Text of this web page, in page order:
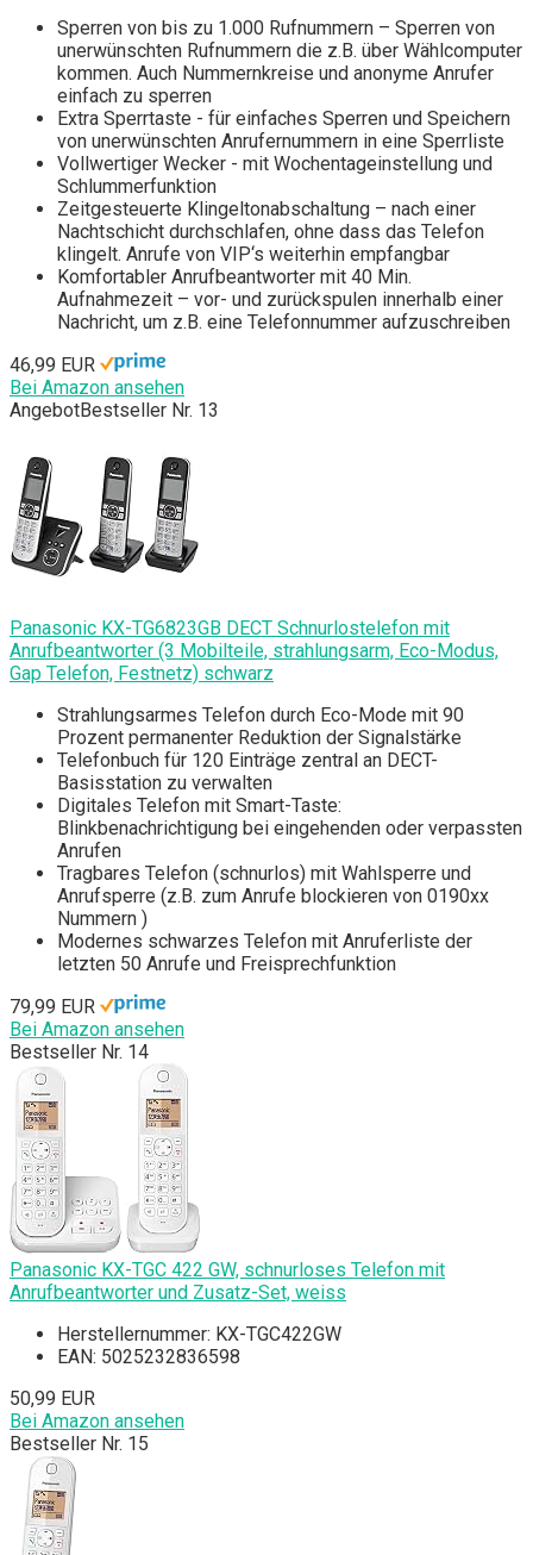
Sperren von bis zu 1.000 Rufnummern – Sperren von
unerwünschten Rufnummern die z.B. über Wählcomputer
kommen. Auch Nummernkreise und anonyme Anrufer
einfach zu sperren
Extra Sperrtaste - für einfaches Sperren und Speichern
von unerwünschten Anrufernummern in eine Sperrliste
Vollwertiger Wecker - mit Wochentageinstellung und
Schlummerfunktion
Zeitgesteuerte Klingeltonabschaltung – nach einer
Nachtschicht durchschlafen, ohne dass das Telefon
klingelt. Anrufe von VIP‘s weiterhin empfangbar
Komfortabler Anrufbeantworter mit 40 Min.
Aufnahmezeit – vor- und zurückspulen innerhalb einer
Nachricht, um z.B. eine Telefonnummer aufzuschreiben
46,99 EUR
Bei Amazon ansehen
AngebotBestseller Nr. 13
Panasonic KX-TG6823GB DECT Schnurlostelefon mit
Anrufbeantworter (3 Mobilteile, strahlungsarm, Eco-Modus,
Gap Telefon, Festnetz) schwarz
Strahlungsarmes Telefon durch Eco-Mode mit 90
Prozent permanenter Reduktion der Signalstärke
Telefonbuch für 120 Einträge zentral an DECT-
Basisstation zu verwalten
Digitales Telefon mit Smart-Taste:
Blinkbenachrichtigung bei eingehenden oder verpassten
Anrufen
Tragbares Telefon (schnurlos) mit Wahlsperre und
Anrufsperre (z.B. zum Anrufe blockieren von 0190xx
Nummern )
Modernes schwarzes Telefon mit Anruferliste der
letzten 50 Anrufe und Freisprechfunktion
79,99 EUR
Bei Amazon ansehen
Bestseller Nr. 14
Panasonic KX-TGC 422 GW, schnurloses Telefon mit
Anrufbeantworter und Zusatz-Set, weiss
Herstellernummer: KX-TGC422GW
EAN: 5025232836598
50,99 EUR
Bei Amazon ansehen
Bestseller Nr. 15